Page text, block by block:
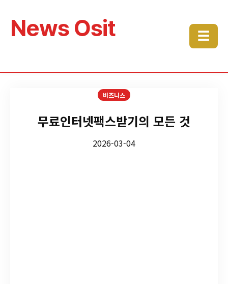
News Osit ☰
비즈니스
무료인터넷팩스받기의 모든 것
2026-03-04